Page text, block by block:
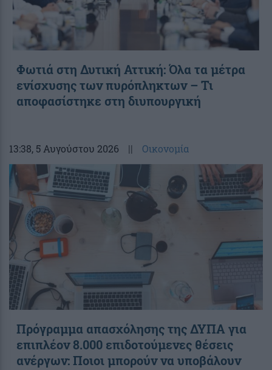
Φωτιά στη Δυτική Αττική: Όλα τα μέτρα
ενίσχυσης των πυρόπληκτων – Τι
αποφασίστηκε στη διυπουργική
13:38, 5 Αυγούστου 2026 || Οικονομία
Πρόγραμμα απασχόλησης της ΔΥΠΑ για
επιπλέον 8.000 επιδοτούμενες θέσεις
ανέργων: Ποιοι μπορούν να υποβάλουν